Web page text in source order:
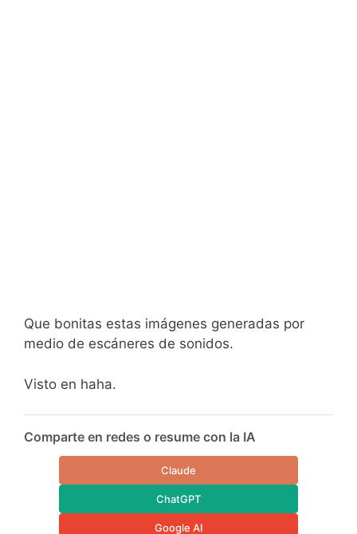
Que bonitas estas imágenes generadas por
medio de escáneres de sonidos.
Visto en haha.
Comparte en redes o resume con la IA
Claude
ChatGPT
Google AI